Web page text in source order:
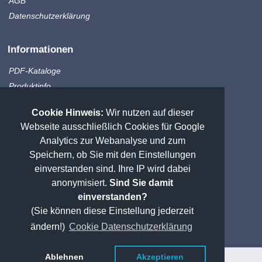
Cookie Hinweis: Wir nutzen auf dieser
Webseite ausschließlich Cookies für Google
Analytics zur Webanalyse und zum
Speichern, ob Sie mit den Einstellungen
einverstanden sind. Ihre IP wird dabei
anonymisiert. Sind Sie damit
einverstanden?
(Sie können diese Einstellung jederzeit
ändern!) Cookie Datenschutzerklärung
Ablehnen Akzeptieren
Datenschutzerklärung
Informationen
PDF-Kataloge
Produktinfo
Versandkosten
Sitemap
Weitere Messtechnik
praezisionstools.de
pmt-lehren.de
praezisionstools.com
*Alle Preise verstehen sich zzgl. Mehrwertsteuer